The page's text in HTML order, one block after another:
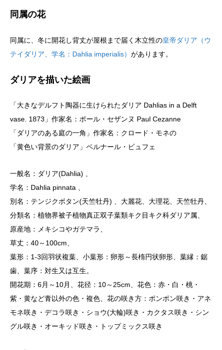
同属の花
同属に、冬に開花し背丈が屋根まで届く木立性の皇帝ダリア（ウ
テイダリア、学名：Dahlia imperialis） があります。
ダリアを描いた絵画
「大きなデルフト陶器に生けられたダリア Dahlias in a Delft
vase. 1873」作家名：ポール・セザンヌ Paul Cezanne
「ダリアのある庭の一角」作家名：クロード・モネの
「黄色い背景のダリア」ベルナール・ビュフェ
一般名：ダリア(Dahlia) 、
学名：Dahlia pinnata 、
別名：テンジクボタン(天竺牡丹) 、大麗花、大理花、天竺牡丹、
分類名：植物界被子植物真正双子葉類キク目キク科ダリア属、
原産地：メキシコやガテマラ、
草丈：40～100cm、
葉形：1-3回羽状複葉、小葉形：卵形～長楕円状卵形、葉縁：鋸
歯、葉序：対生又は互生。
開花期：6月～10月、花径：10～25cm、花色：赤・白・桃・
紫・黄など青以外の色・複色、花の咲き方：ポンポン咲き・アネ
モネ咲き・デコラ咲き・ショウ(大輪)咲き・カクタス咲き・シン
グル咲き・オーキッド咲き・トップミックス咲き